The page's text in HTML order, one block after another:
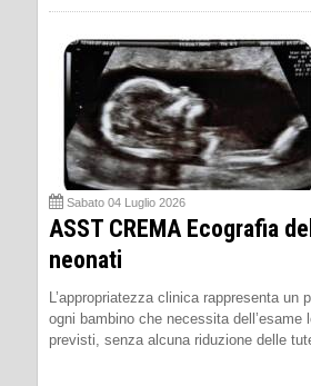
Sabato 04 Luglio 2026
ASST CREMA Ecografia
neonati
L’appropriatezza clinica rappresenta un
ogni bambino che necessita dell’esame
previsti, senza alcuna riduzione delle